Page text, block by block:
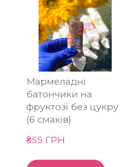
Мармеладні
батончики на
фруктозі без цукру
(6 смаків)
₴55 ГРН